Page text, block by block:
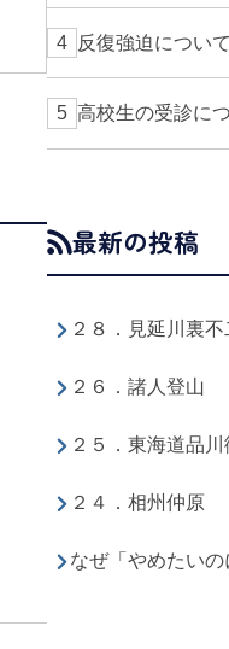
反復強迫について
高校生の受診に
最新の投稿
２８．見延川裏不
２６．諸人登山
２５．東海道品
２４．相州仲原
なぜ「やめたい